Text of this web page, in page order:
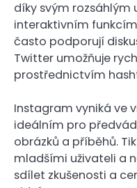
díky svým rozsáhlým
interaktivním
často podporují
Twitter umožňuje
prostřednictvím
Instagram vyniká ve
ideálním pro
obrázků a příběhů.
mladšími uživateli a
sdílet zkušenosti a